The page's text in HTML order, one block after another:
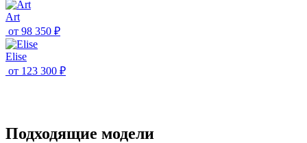
Art
от 98 350 ₽
Elise
от 123 300 ₽
Подходящие модели